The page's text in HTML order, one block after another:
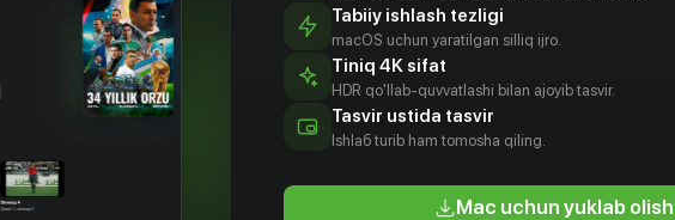
Tabiiy ishlash tezligi
macOS uchun yaratilgan silliq ijro.
Tiniq 4K sifat
HDR qo'llab-quvvatlashi bilan ajoyib tasvir.
Tasvir ustida tasvir
Ishlаб turib ham tomosha qiling.
Mac uchun yuklab olish